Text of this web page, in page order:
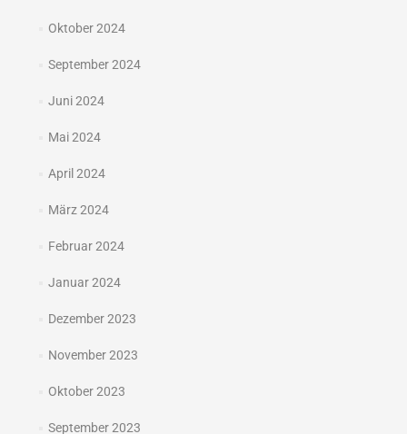
Oktober 2024
September 2024
Juni 2024
Mai 2024
April 2024
März 2024
Februar 2024
Januar 2024
Dezember 2023
November 2023
Oktober 2023
September 2023